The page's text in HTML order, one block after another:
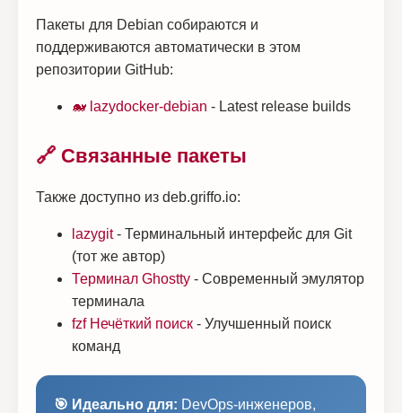
Пакеты для Debian собираются и
поддерживаются автоматически в этом
репозитории GitHub:
🐋 lazydocker-debian - Latest release builds
🔗 Связанные пакеты
Также доступно из deb.griffo.io:
lazygit- Терминальный интерфейс для Git
(тот же автор)
Терминал Ghostty - Современный эмулятор
терминала
fzf Нечёткий поиск - Улучшенный поиск
команд
🎯 Идеально для: DevOps-инженеров,